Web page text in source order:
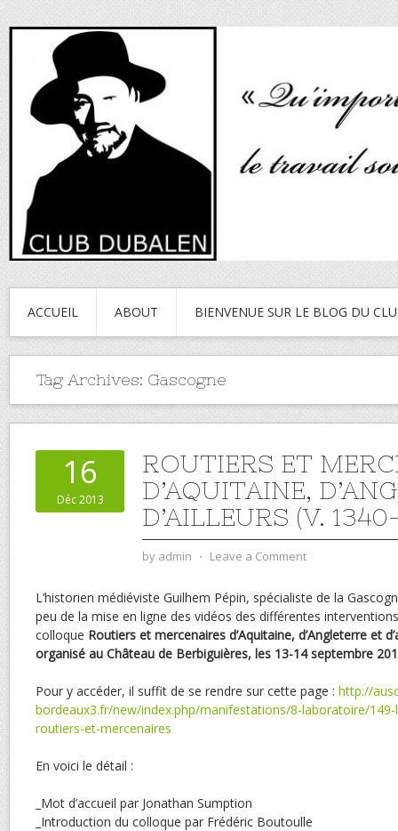
ACCUEIL ABOUT BIENVENUE SUR LE BLOG DU
Tag Archives: Gascogne
16
Déc 2013
ROUTIERS ET
D’AQUITAINE,
D’AILLEURS (V.
by admin ⋅ Leave a Comment
L’historien médiéviste Guilhem Pépin, spécialiste de la
peu de la mise en ligne des vidéos des différentes
colloque Routiers et mercenaires d’Aquitaine, d’Angleterre et
organisé au Château de Berbiguières, les 13-14 septembre
Pour y accéder, il suffit de se rendre sur cette page : http://
bordeaux3.fr/new/index.php/manifestations/8-laboratoire/
routiers-et-mercenaires
En voici le détail :
_Mot d’accueil par Jonathan Sumption
_Introduction du colloque par Frédéric Boutoulle